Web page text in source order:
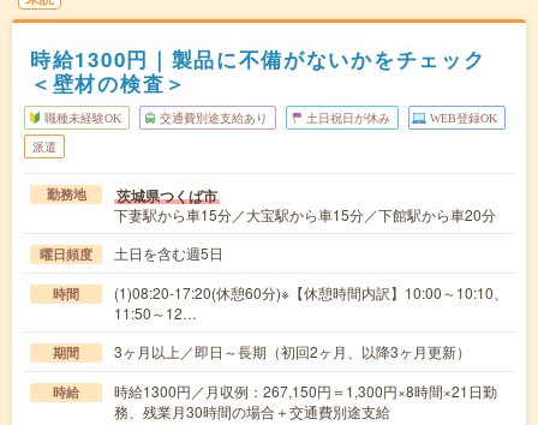
時給1300円｜製品に不備がないかをチェック
＜壁材の検査＞
職種未経験OK 交通費別途支給あり 土日祝日が休み WEB登録OK
派遣
勤務地 茨城県つくば市
下妻駅から車15分／大宝駅から車15分／下館駅から車20分
曜日頻度 土日を含む週5日
時間
(1)08:20-17:20(休憩60分)※【休憩時間内訳】10:00～10:10、
11:50～12…
期間 3ヶ月以上／即日～長期（初回2ヶ月、以降3ヶ月更新）
時給
時給1300円／月収例：267,150円＝1,300円×8時間×21日勤
務、残業月30時間の場合＋交通費別途支給